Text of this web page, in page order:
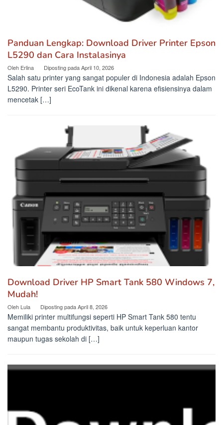
Panduan Lengkap: Download Driver Printer Epson
L5290 dan Cara Instalasinya
Oleh Erlina Diposting padaApril 10, 2026
Salah satu printer yang sangat populer di Indonesia adalah Epson
L5290. Printer seri EcoTank ini dikenal karena efisiensinya dalam
mencetak […]
Download Driver HP Smart Tank 580 Windows 7,
Mudah!
Oleh Lula Diposting padaApril 8, 2026
Memiliki printer multifungsi seperti HP Smart Tank 580 tentu
sangat membantu produktivitas, baik untuk keperluan kantor
maupun tugas sekolah di […]